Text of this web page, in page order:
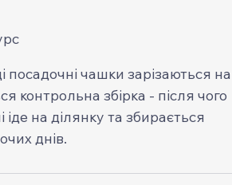
посадочні чашки зарізаються на
контрольна збірка - після чого
на ділянку та збирається
днів.